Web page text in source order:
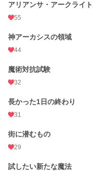
アリアンサ・アークライト
55
神アーカシスの領域
44
魔術対抗試験
32
長かった1日の終わり
31
街に潜むもの
29
試したい新たな魔法